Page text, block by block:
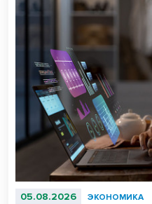
05.08.2026 ЭКОНОМИКА